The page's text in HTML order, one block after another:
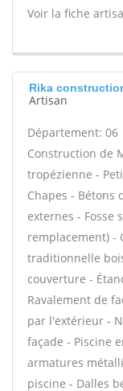
Voir la fiche
Rika
Artisan
Département: 06
Construction de
tropézienne -
Chapes - Bétons
externes - Fosse
remplacement) -
traditionnelle
couverture -
Ravalement de
par l'extérieur -
façade - Piscine
armatures
piscine - Dalles